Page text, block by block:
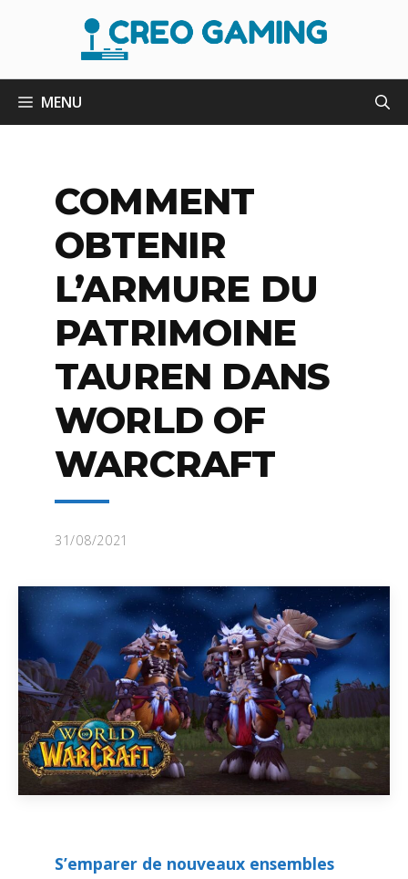
MENU
COMMENT
OBTENIR
L’ARMURE DU
PATRIMOINE
TAUREN DANS
WORLD OF
WARCRAFT
31/08/2021
S’emparer de nouveaux ensembles